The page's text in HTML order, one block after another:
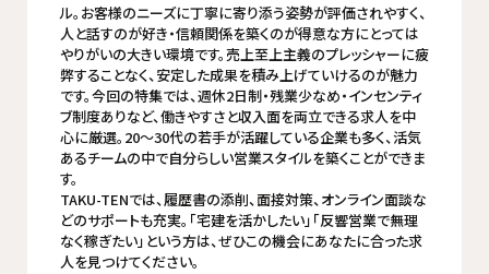
ル。お客様のニーズに丁寧に寄り添う姿勢が評価されやすく、
人と話すのが好き・信頼関係を築くのが得意な方にとっては
やりがいの大きい環境です。売上至上主義のプレッシャーに疲
弊することなく、安定した成果を積み上げていけるのが魅力
です。今回の特集では、週休2日制・残業少なめ・インセンティ
ブ制度ありなど、働きやすさと収入面を両立できる求人を中
心に厳選。20〜30代の若手が活躍している企業も多く、活気
あるチームの中で自分らしい営業スタイルを築くことができま
す。
TAKU-TENでは、履歴書の添削、面接対策、オンライン面談な
どのサポートも充実。「宅建を活かしたい」「反響営業で無理
なく稼ぎたい」という方は、ぜひこの機会にあなたに合った求
人を見つけてください。